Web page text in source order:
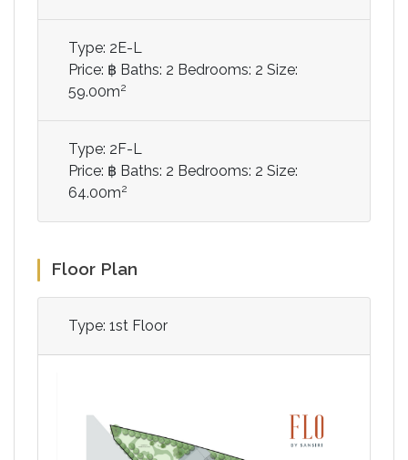
Type: 2E-L
Price: ฿
Baths: 2 Bedrooms: 2 Size:
59.00m2
Type: 2F-L
Price: ฿
Baths: 2 Bedrooms: 2 Size:
64.00m2
Floor Plan
Type: 1st Floor